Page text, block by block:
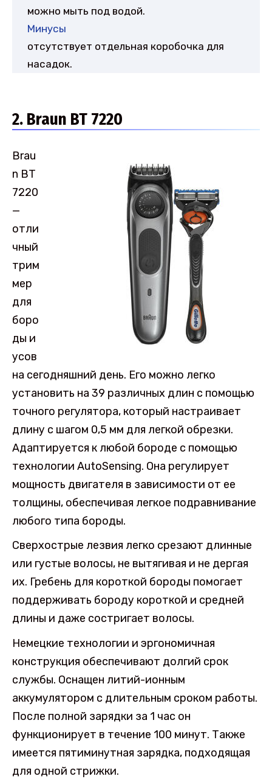
можно мыть под водой.
Минусы
отсутствует отдельная коробочка для
насадок.
2. Braun BT 7220
Brau
n BT
7220
—
отли
чный
трим
мер
для
боро
ды и
усов
на сегодняшний день. Его можно легко
установить на 39 различных длин с помощью
точного регулятора, который настраивает
длину с шагом 0,5 мм для легкой обрезки.
Адаптируется к любой бороде с помощью
технологии AutoSensing. Она регулирует
мощность двигателя в зависимости от ее
толщины, обеспечивая легкое подравнивание
любого типа бороды.
Сверхострые лезвия легко срезают длинные
или густые волосы, не вытягивая и не дергая
их. Гребень для короткой бороды помогает
поддерживать бороду короткой и средней
длины и даже состригает волосы.
Немецкие технологии и эргономичная
конструкция обеспечивают долгий срок
службы. Оснащен литий-ионным
аккумулятором с длительным сроком работы.
После полной зарядки за 1 час он
функционирует в течение 100 минут. Также
имеется пятиминутная зарядка, подходящая
для одной стрижки.